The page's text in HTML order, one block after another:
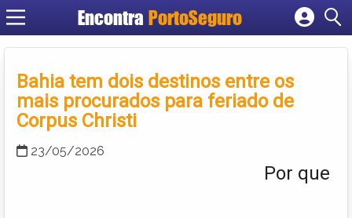
Encontra PortoSeguro
Cadastrar empresa
Criar conta
Bahia tem dois destinos entre os
mais procurados para feriado de
Corpus Christi
23/05/2026
Por que